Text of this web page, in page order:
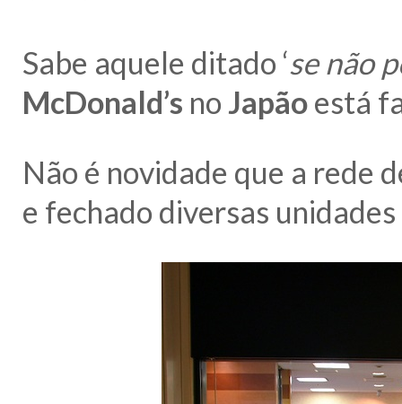
Sabe aquele ditado ‘se não
McDonald’s no Japãoestá
Não é novidade que a rede
e fechado diversas